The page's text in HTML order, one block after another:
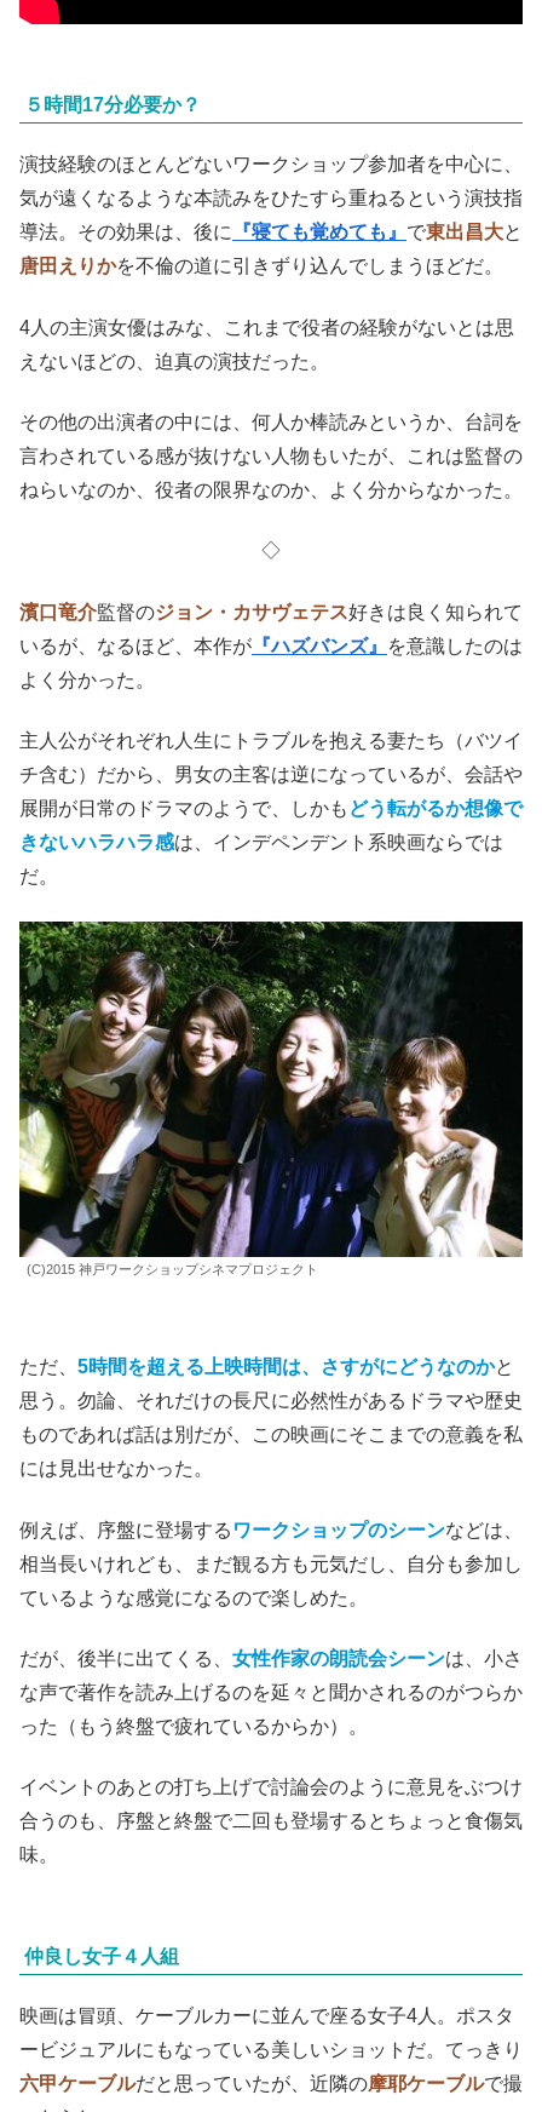
５時間17分必要か？
演技経験のほとんどないワークショップ参加者を中心に、
気が遠くなるような本読みをひたすら重ねるという演技指
導法。その効果は、後に
『寝ても覚めても』 で東出昌大と
唐田えりかを不倫の道に引きずり込んでしまうほどだ。
4人の主演女優はみな、これまで役者の経験がないとは思
えないほどの、迫真の演技だった。
その他の出演者の中には、何人か棒読みというか、台詞を
言わされている感が抜けない人物もいたが、これは監督の
ねらいなのか、役者の限界なのか、よく分からなかった。
◇
濱口竜介監督のジョン・カサヴェテス好きは良く知られて
いるが、なるほど、本作が 『ハズバンズ』
を意識したのは
よく分かった。
主人公がそれぞれ人生にトラブルを抱える妻たち（バツイ
チ含む）だから、男女の主客は逆になっているが、会話や
展開が日常のドラマのようで、しかも どう転がるか想像で
きないハラハラ感は、インデペンデント系映画ならでは
だ。
(C)2015 神戸ワークショップシネマプロジェクト
ただ、 5時間を超える上映時間は、さすがにどうなのかと
思う。勿論、それだけの長尺に必然性があるドラマや歴史
ものであれば話は別だが、この映画にそこまでの意義を私
には見出せなかった。
例えば、序盤に登場する ワークショップのシーンなどは、
相当長いけれども、まだ観る方も元気だし、自分も参加し
ているような感覚になるので楽しめた。
だが、後半に出てくる、 女性作家の朗読会シーンは、小さ
な声で著作を読み上げるのを延々と聞かされるのがつらか
った（もう終盤で疲れているからか）。
イベントのあとの打ち上げで討論会のように意見をぶつけ
合うのも、序盤と終盤で二回も登場するとちょっと食傷気
味。
仲良し女子４人組
映画は冒頭、ケーブルカーに並んで座る女子4人。ポスタ
ービジュアルにもなっている美しいショットだ。てっきり
六甲ケーブルだと思っていたが、近隣の摩耶ケーブルで撮